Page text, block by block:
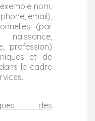
nom,
email),
(par
profession)
et de
le cadre
des